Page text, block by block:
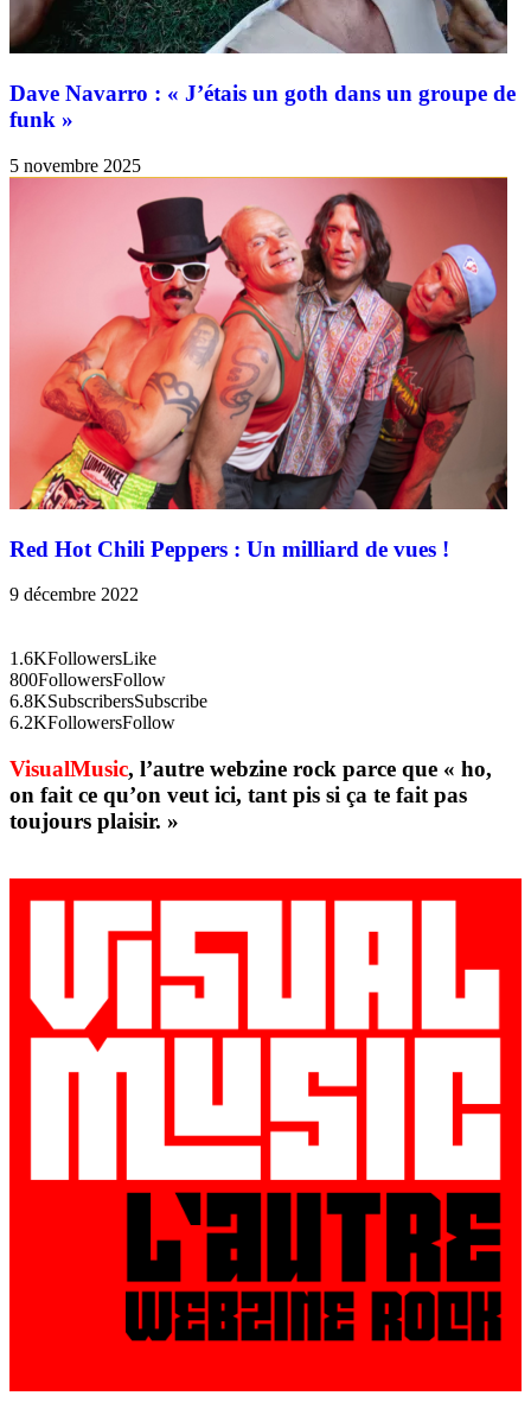
Dave Navarro : « J’étais un goth dans un groupe de
funk »
5 novembre 2025
Red Hot Chili Peppers : Un milliard de vues !
9 décembre 2022
1.6KFollowersLike
800FollowersFollow
6.8KSubscribersSubscribe
6.2KFollowersFollow
VisualMusic, l’autre webzine rock parce que « ho,
on fait ce qu’on veut ici, tant pis si ça te fait pas
toujours plaisir. »